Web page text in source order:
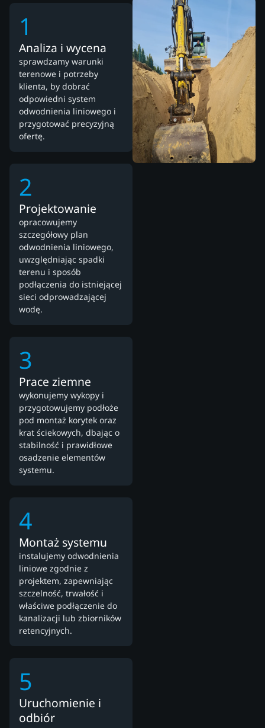
1
Analiza i wycena
sprawdzamy warunki
terenowe i potrzeby
klienta, by dobrać
odpowiedni system
odwodnienia liniowego i
przygotować precyzyjną
ofertę.
2
Projektowanie
opracowujemy
szczegółowy plan
odwodnienia liniowego,
uwzględniając spadki
terenu i sposób
podłączenia do istniejącej
sieci odprowadzającej
wodę.
3
Prace ziemne
wykonujemy wykopy i
przygotowujemy podłoże
pod montaż korytek oraz
krat ściekowych, dbając o
stabilność i prawidłowe
osadzenie elementów
systemu.
4
Montaż systemu
instalujemy odwodnienia
liniowe zgodnie z
projektem, zapewniając
szczelność, trwałość i
właściwe podłączenie do
kanalizacji lub zbiorników
retencyjnych.
5
Uruchomienie i
odbiór